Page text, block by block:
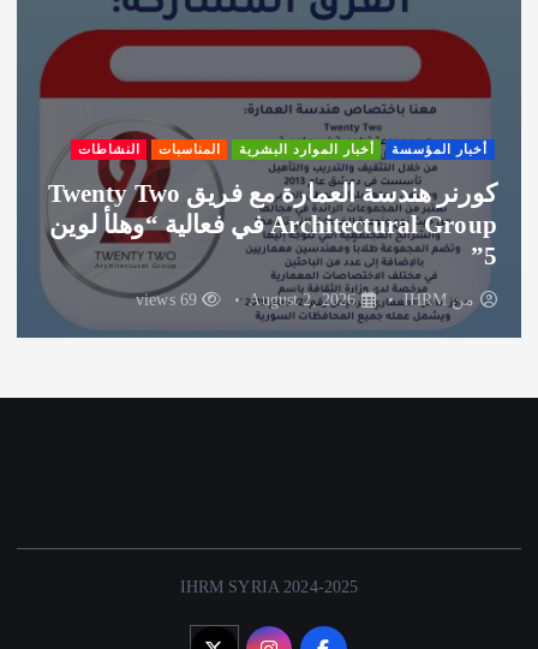
أخبار المؤسسة أخبار الموارد البشرية المناسبات النشاطات
كورنر هندسة العمارة مع فريق Twenty Two
Architectural Group في فعالية “وهلأ لوين
5”
من IHRM
August 2, 2026
69 views
IHRM SYRIA 2024-2025